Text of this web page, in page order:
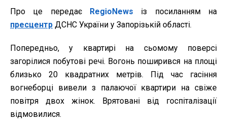
Про це передає RegioNews із посиланням на
пресцентр ДСНС України у Запорізькій області.
Попередньо, у квартирі на сьомому поверсі
загорілися побутові речі. Вогонь поширився на площі
близько 20 квадратних метрів. Під час гасіння
вогнеборці вивели з палаючої квартири на свіже
повітря двох жінок. Врятовані від госпіталізації
відмовилися.